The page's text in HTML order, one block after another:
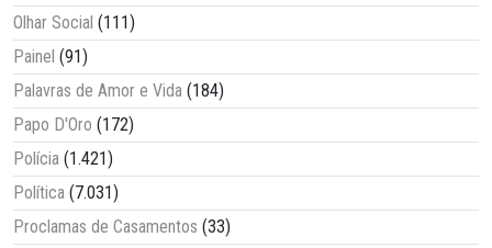
Olhar Social (111)
Painel (91)
Palavras de Amor e Vida (184)
Papo D'Oro (172)
Polícia (1.421)
Política (7.031)
Proclamas de Casamentos (33)